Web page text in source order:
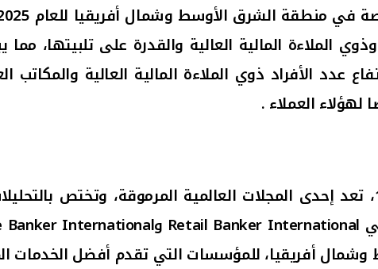
الملاءة المالية العالية والقدرة على تلبيتها،
عدد الأفراد ذوي الملاءة المالية العالية
العملاء .
وتجدر الإشارة إلى أن "ميد" التي تأسست في عام 1957، تعد إحدى المجلات العالمية
Retail Banker International وBanker International
أفريقيا، للمؤسسات التي تقدم أفضل الخدمات